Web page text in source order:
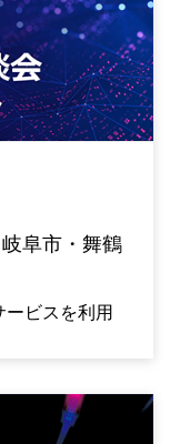
阜市・舞鶴
ービスを利用